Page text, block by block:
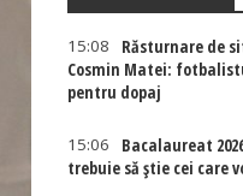
15:08
Răsturnare de
Cosmin Matei:
pentru dopaj
15:06
Bacalaureat
trebuie să știe cei care